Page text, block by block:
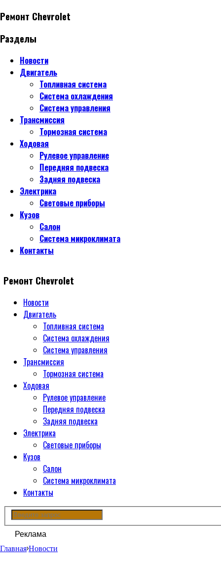
Ремонт Chevrolet
Разделы
Новости
Двигатель
Топливная система
Система охлаждения
Система управления
Трансмиссия
Тормозная система
Ходовая
Рулевое управление
Передняя подвеска
Задняя подвеска
Электрика
Световые приборы
Кузов
Салон
Система микроклимата
Контакты
Ремонт Chevrolet
Новости
Двигатель
Топливная система
Система охлаждения
Система управления
Трансмиссия
Тормозная система
Ходовая
Рулевое управление
Передняя подвеска
Задняя подвеска
Электрика
Световые приборы
Кузов
Салон
Система микроклимата
Контакты
Реклама
Главная›Новости